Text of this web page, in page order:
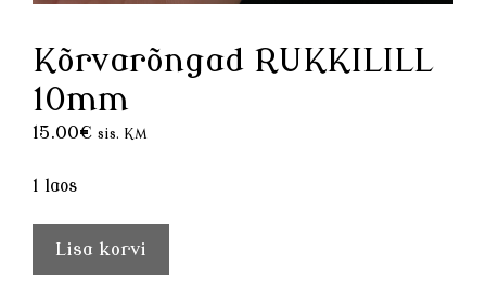
Kõrvarõngad RUKKILILL
10mm
15.00€ sis. KM
1 laos
Kõrvarõngad
Lisa korvi